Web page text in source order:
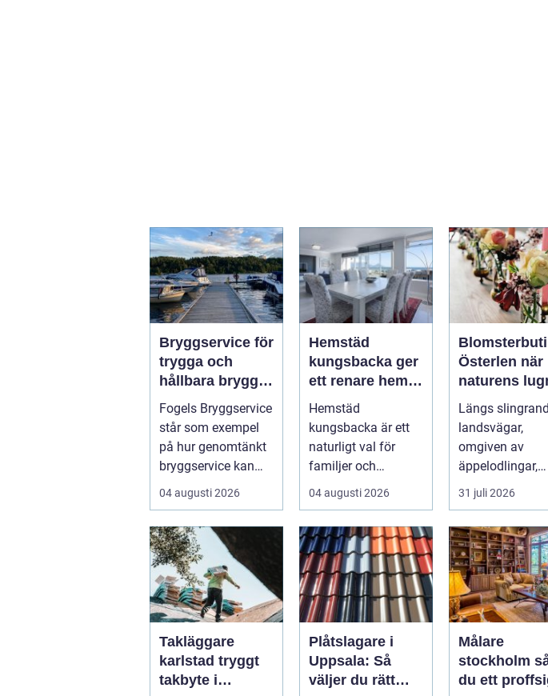
Bryggservice för
trygga och
hållbara bryggor
året runt
Fogels Bryggservice
står som exempel
på hur genomtänkt
bryggservice kan
förvan...
04 augusti 2026
Hemstäd
kungsbacka ger
ett renare hem
och en lugnare
vardag
Hemstäd
kungsbacka är ett
naturligt val för
familjer och
yrkesverksamma
hem uta...
04 augusti 2026
Österlen när
naturens
möter kreativt
hantverk
Längs
landsvägar,
omgiven av
äppelodlingar,
rågfält och
31 juli 2026
Takläggare
karlstad tryggt
takbyte i
Plåtslagare i
Uppsala: Så
väljer du rätt
Målare
stockholm så får
du ett